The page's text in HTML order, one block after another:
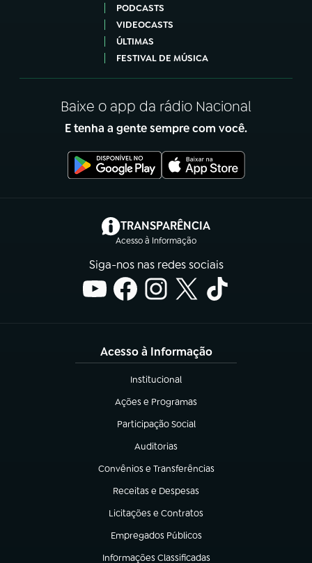
PODCASTS
VIDEOCASTS
ÚLTIMAS
FESTIVAL DE MÚSICA
Baixe o app da rádio Nacional
E tenha a gente sempre com você.
TRANSPARÊNCIA
Acesso à Informação
(abre em nova aba)
Siga-nos nas redes sociais
Acesso à Informação
Institucional
(abre em nova aba)
Ações e Programas
(abre em nova aba)
Participação Social
(abre em nova aba)
Auditorias
(abre em nova aba)
Convênios e Transferências
(abre em nova aba)
Receitas e Despesas
(abre em nova aba)
Licitações e Contratos
(abre em nova aba)
Empregados Públicos
(abre em nova aba)
Informações Classificadas